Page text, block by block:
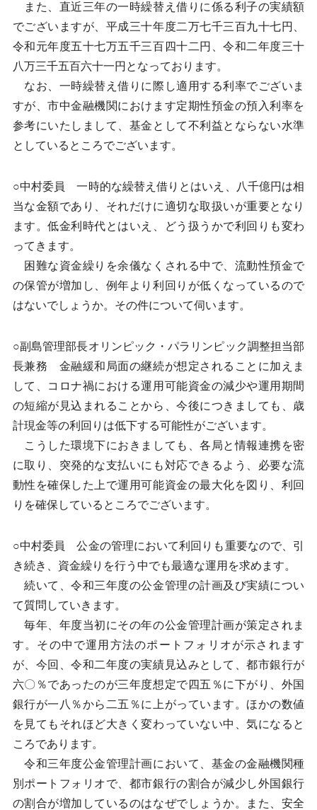
また、直近三年の一時繰替え借りに係る利子の実績額
でございますが、平成三十年度二万七千三百九十七円、
令和元年度五十七万五千三百四十二円、令和二年度三十
八万三千五百六十一円となっております。
なお、一時繰替え借りに際し適用する利率でございま
すが、市中金融機関におけます定期性預金の預入利率を
参考にいたしまして、基金として不利益とならない水準
としているところでございます。
○中村委員 一時的な繰替え借りとはいえ、八千億円は相
当な金額であり、それだけに適切な取扱いが重要となり
ます。低金利時代とはいえ、どう扱うかで利回りも変わ
ってきます。
困難な資金繰りを余儀なくされる中で、流動性預金で
の保管が増加し、例年より利回りが低くなっているので
はないでしょうか。その件について伺います。
○副島管理部長オリンピック・パラリンピック調整担当部
長兼務 金融緩和局面の継続が想定されることに加えま
して、コロナ禍における運用可能資金の減少や運用期間
の短縮が見込まれることから、今後につきましても、歳
計現金等の利回りは低下する可能性がございます。
こうした環境下におきましても、各局と情報連携を密
に取り、突発的な支払いにも対応できるよう、必要な流
動性を確保した上で運用可能資金の最大化を図り、利回
りを確保しているところでございます。
○中村委員 公金の管理において利回りも重要なので、引
き続き、資金繰りを行う中でも最適な運用を求めます。
続いて、令和三年度の公金管理の計画及び実績につい
て質問していきます。
毎年、年度当初にその年の公金管理計画が策定されま
す。その中で運用方法のポートフォリオが示されます
が、今回、令和二年度の実績見込みとして、都市銀行が
六〇％であったのが三年度想定で四五％に下がり、外国
銀行が一八％から二五％に上がっています。ほかの数値
を見てもそれほど大きく変わっていない中、気になると
ころであります。
令和三年度公金管理計画において、基金の金融機関種
別ポートフォリオで、都市銀行の割合が減少し外国銀行
の割合が増加しているのはなぜでしょうか。また、安全